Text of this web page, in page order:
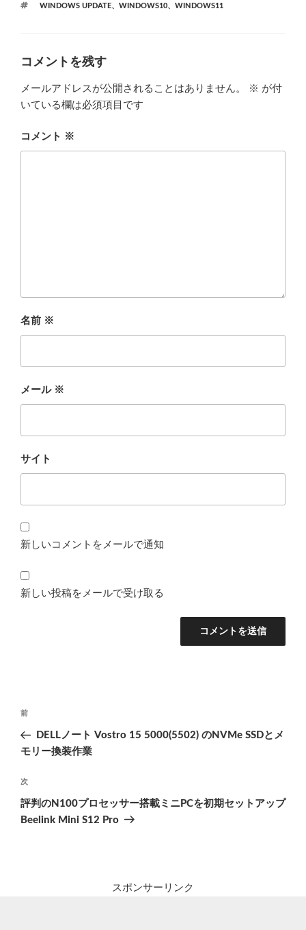
ゴ
タ
WINDOWS UPDATE、 WINDOWS10、 WINDOWS11
コメントを残す
メールアドレスが公開されることはありません。 ※ が付
いている欄は必須項目です
コメント ※
名前 ※
メール ※
サイト
新しいコメントをメールで通知
新しい投稿をメールで受け取る
投
ナ
ゲ
ー
シ
前
の
投
前
DELLノート Vostro 15 5000(5502) のNVMe SSDとメ
モリー換装作業
次
の
投
次
評判のN100プロセッサー搭載ミニPCを初期セットアップ
Beelink Mini S12 Pro
スポンサーリンク